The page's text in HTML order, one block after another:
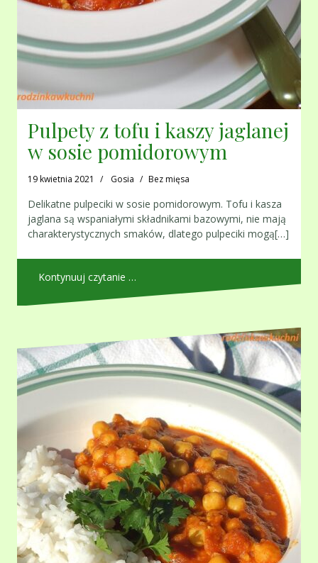
Pulpety z tofu i kaszy jaglanej
w sosie pomidorowym
19 kwietnia 2021 Gosia Bez mięsa
Delikatne pulpeciki w sosie pomidorowym. Tofu i kasza
jaglana są wspaniałymi składnikami bazowymi, nie mają
charakterystycznych smaków, dlatego pulpeciki mogą[…]
Kontynuuj czytanie …